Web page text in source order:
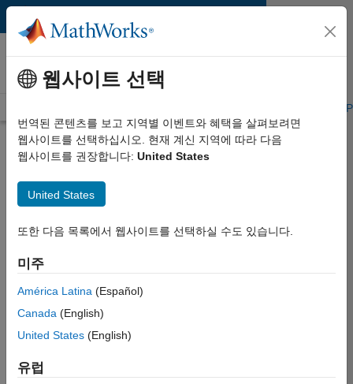
콘텐츠로 바로 가기
MATLAB and Simulink
Requirements
Product Requirements &
Wavelet Toolbox
Supported Platforms
Mac,Windows
Product Requirements
Requires MATLAB
Eligible for Use with MATLAB Compiler
and Simulink Compiler
웹사이트 선택
번역된 콘텐츠를 보고 지역별 이벤트와 혜택을 살펴보려면
웹사이트를 선택하십시오. 현재 계신 지역에 따라 다음
웹사이트를 권장합니다: United States
United States
또한 다음 목록에서 웹사이트를 선택하실 수도 있습니다.
미주
América Latina (Español)
Canada (English)
United States (English)
유럽